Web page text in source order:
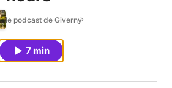
le podcast de Giverny
7 min